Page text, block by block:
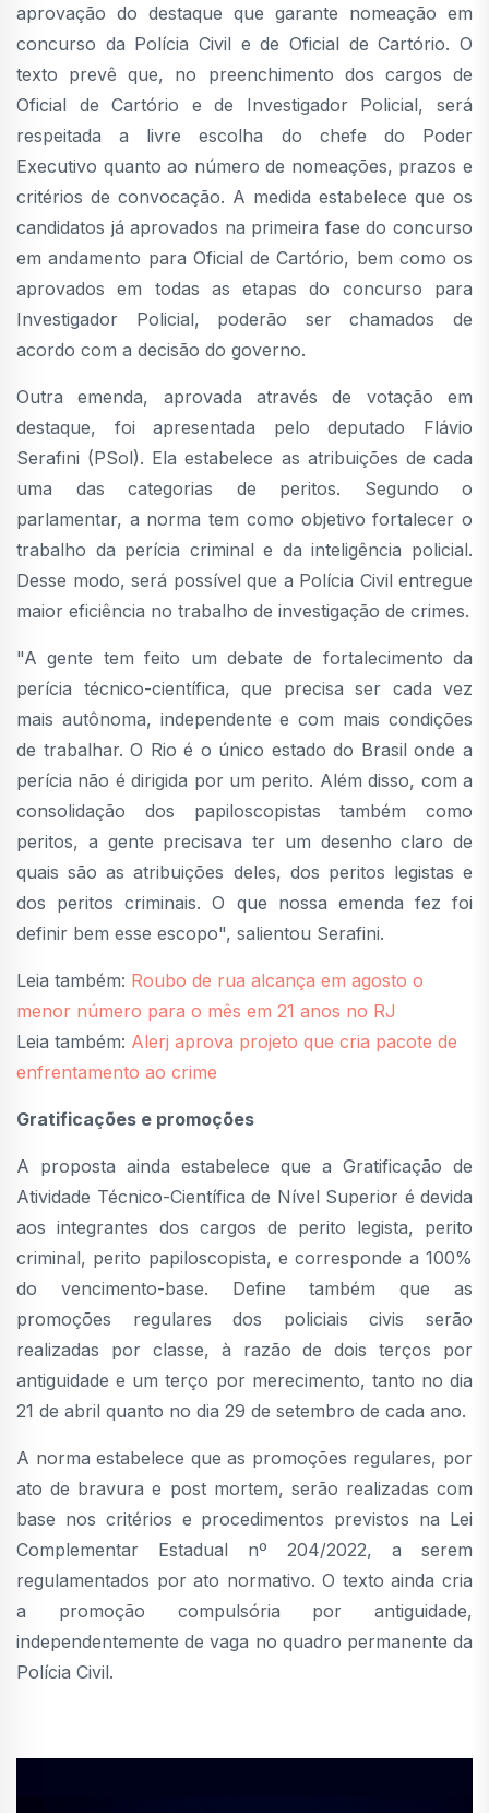
aprovação do destaque que garante nomeação em
concurso da Polícia Civil e de Oficial de Cartório. O
texto prevê que, no preenchimento dos cargos de
Oficial de Cartório e de Investigador Policial, será
respeitada a livre escolha do chefe do Poder
Executivo quanto ao número de nomeações, prazos e
critérios de convocação. A medida estabelece que os
candidatos já aprovados na primeira fase do concurso
em andamento para Oficial de Cartório, bem como os
aprovados em todas as etapas do concurso para
Investigador Policial, poderão ser chamados de
acordo com a decisão do governo.
Outra emenda, aprovada através de votação em
destaque, foi apresentada pelo deputado Flávio
Serafini (PSol). Ela estabelece as atribuições de cada
uma das categorias de peritos. Segundo o
parlamentar, a norma tem como objetivo fortalecer o
trabalho da perícia criminal e da inteligência policial.
Desse modo, será possível que a Polícia Civil entregue
maior eficiência no trabalho de investigação de crimes.
"A gente tem feito um debate de fortalecimento da
perícia técnico-científica, que precisa ser cada vez
mais autônoma, independente e com mais condições
de trabalhar. O Rio é o único estado do Brasil onde a
perícia não é dirigida por um perito. Além disso, com a
consolidação dos papiloscopistas também como
peritos, a gente precisava ter um desenho claro de
quais são as atribuições deles, dos peritos legistas e
dos peritos criminais. O que nossa emenda fez foi
definir bem esse escopo", salientou Serafini.
Leia também: Roubo de rua alcança em agosto o
menor número para o mês em 21 anos no RJ
Leia também: Alerj aprova projeto que cria pacote de
enfrentamento ao crime
Gratificações e promoções
A proposta ainda estabelece que a Gratificação de
Atividade Técnico-Científica de Nível Superior é devida
aos integrantes dos cargos de perito legista, perito
criminal, perito papiloscopista, e corresponde a 100%
do vencimento-base. Define também que as
promoções regulares dos policiais civis serão
realizadas por classe, à razão de dois terços por
antiguidade e um terço por merecimento, tanto no dia
21 de abril quanto no dia 29 de setembro de cada ano.
A norma estabelece que as promoções regulares, por
ato de bravura e post mortem, serão realizadas com
base nos critérios e procedimentos previstos na Lei
Complementar Estadual nº 204/2022, a serem
regulamentados por ato normativo. O texto ainda cria
a promoção compulsória por antiguidade,
independentemente de vaga no quadro permanente da
Polícia Civil.